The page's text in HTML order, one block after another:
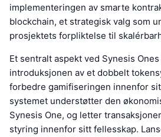
implementeringen av smarte
blockchain, et strategisk valg som
prosjektets forpliktelse til
Et sentralt aspekt ved Synesis
introduksjonen av et dobbelt
forbedre gamifiseringen innenfor
systemet understøtter den
Synesis One, og letter
styring innenfor sitt fellesskap.